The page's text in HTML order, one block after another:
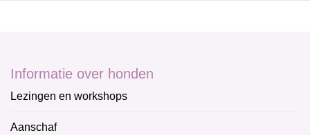
Informatie over honden
Lezingen en workshops
Aanschaf